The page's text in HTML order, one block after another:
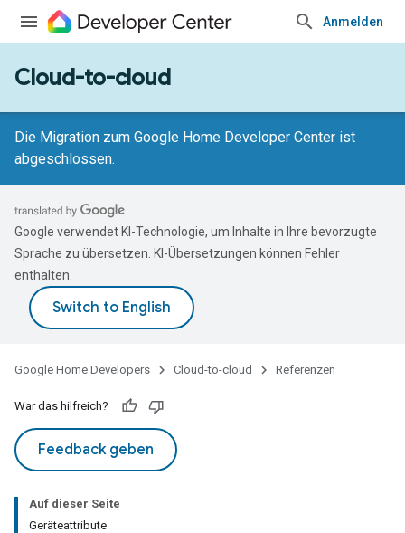
Anmelden
Cloud-to-cloud
Die Migration zum Google Home Developer Center ist
abgeschlossen.
Google verwendet KI-Technologie, um Inhalte in Ihre bevorzugte
Sprache zu übersetzen. KI-Übersetzungen können Fehler
enthalten.
Google Home Developers Cloud-to-cloud Referenzen
War das hilfreich?
Feedback geben
Auf dieser Seite
Geräteattribute